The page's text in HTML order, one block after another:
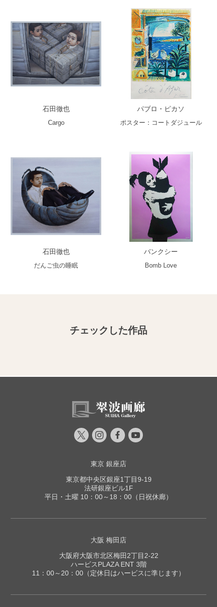
石田徹也
Cargo
パブロ・ピカソ
ポスター：コートダジュール
石田徹也
だんご虫の睡眠
バンクシー
Bomb Love
チェックした作品
東京 銀座店
東京都中央区銀座1丁目9-19
法研銀座ビル1F
平日・土曜 10：00～18：00（日祝休廊）
大阪 梅田店
大阪府大阪市北区梅田2丁目2-22
ハービスPLAZA ENT 3階
11：00～20：00（定休日はハービスに準じます）